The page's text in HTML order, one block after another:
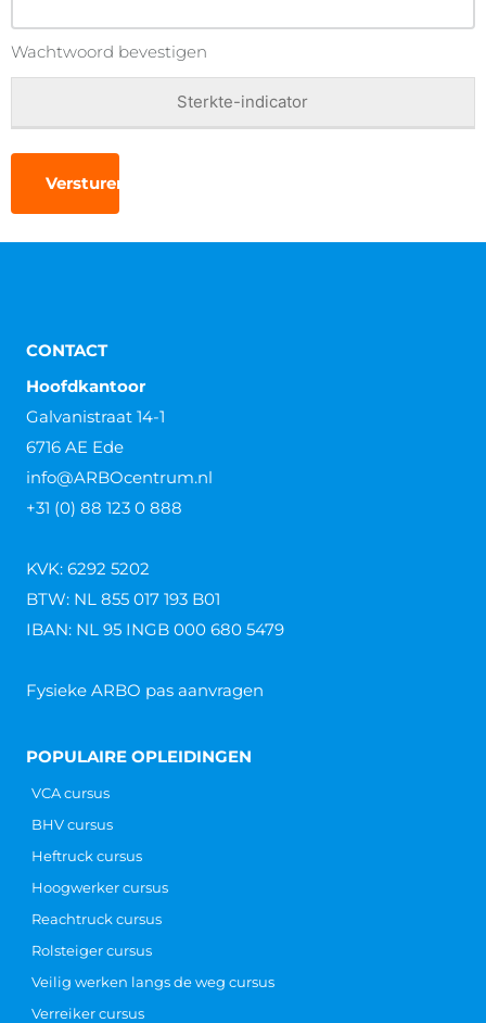
Wachtwoord bevestigen
Sterkte-indicator
CONTACT
Hoofdkantoor
Galvanistraat 14-1
6716 AE Ede
info@ARBOcentrum.nl
+31 (0) 88 123 0 888
KVK: 6292 5202
BTW: NL 855 017 193 B01
IBAN: NL 95 INGB 000 680 5479
Fysieke ARBO pas aanvragen
POPULAIRE OPLEIDINGEN
VCA cursus
BHV cursus
Heftruck cursus
Hoogwerker cursus
Reachtruck cursus
Rolsteiger cursus
Veilig werken langs de weg cursus
Verreiker cursus